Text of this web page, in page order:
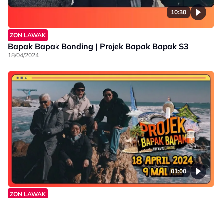
10:30
ZON LAWAK
Bapak Bapak Bonding | Projek Bapak Bapak S3
18/04/2024
01:00
ZON LAWAK